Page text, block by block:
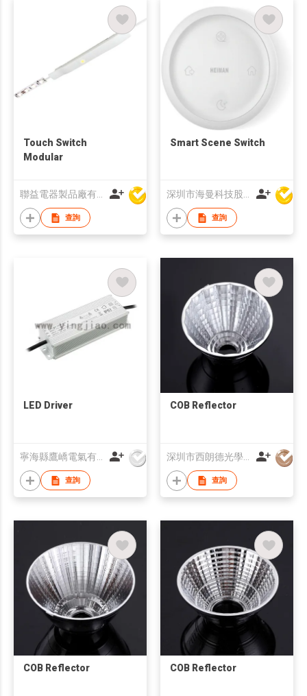
Touch Switch
Modular
查詢
Smart Scene Switch
查詢
LED Driver
寧海縣鷹嶠電氣有限公司
查詢
COB Reflector
深圳市西朗德光學有限公司
查詢
COB Reflector COB Reflector